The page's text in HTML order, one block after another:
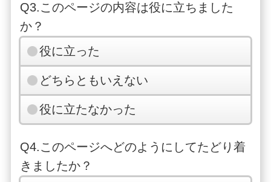
Q3.このページの内容は役に立ちました
か？
役に立った
どちらともいえない
役に立たなかった
Q4.このページへどのようにしてたどり着
きましたか？